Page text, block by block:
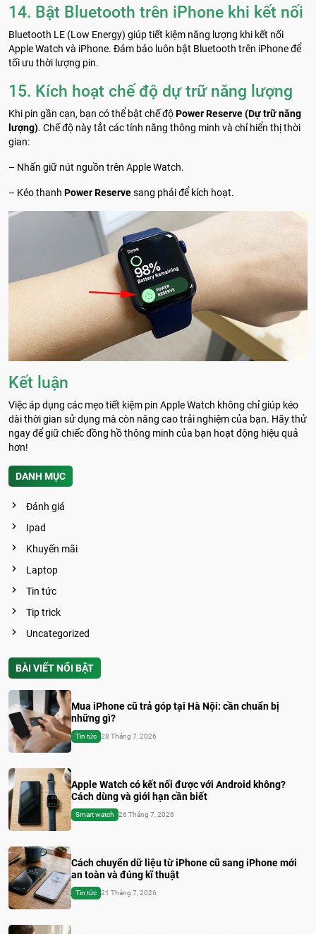
14. Bật Bluetooth trên iPhone khi kết nối
Bluetooth LE (Low Energy) giúp tiết kiệm năng lượng khi kết nối
Apple Watch và iPhone. Đảm bảo luôn bật Bluetooth trên iPhone để
tối ưu thời lượng pin.
15. Kích hoạt chế độ dự trữ năng lượng
Khi pin gần cạn, bạn có thể bật chế độPower Reserve (Dự trữ năng
lượng). Chế độ này tắt các tính năng thông minh và chỉ hiển thị thời
gian:
– Nhấn giữ nút nguồn trên Apple Watch.
– Kéo thanh Power Reservesang phải để kích hoạt.
Kết luận
Việc áp dụng các mẹo tiết kiệm pin Apple Watch không chỉ giúp kéo
dài thời gian sử dụng mà còn nâng cao trải nghiệm của bạn. Hãy thử
ngay để giữ chiếc đồng hồ thông minh của bạn hoạt động hiệu quả
hơn!
DANH MỤC
Đánh giá
Ipad
Khuyến mãi
Laptop
Tin tức
Tip trick
Uncategorized
BÀI VIẾT NỔI BẬT
Mua iPhone cũ trả góp tại Hà Nội: cần chuẩn bị
những gì?
Tin tức 28 Tháng 7, 2026
Apple Watch có kết nối được với Android không?
Cách dùng và giới hạn cần biết
Smart watch 26 Tháng 7, 2026
Cách chuyển dữ liệu từ iPhone cũ sang iPhone mới
an toàn và đúng kĩ thuật
Tin tức 21 Tháng 7, 2026